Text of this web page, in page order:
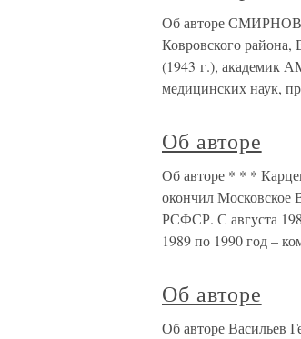
Об авторе СМИРНОВ
Ковровского
(1943 г.), академик
медицинских наук,
Об авторе
Об авторе * * *
окончил Московское
РСФСР. С августа
1989 по 1990 год –
Об авторе
Об авторе Васильев